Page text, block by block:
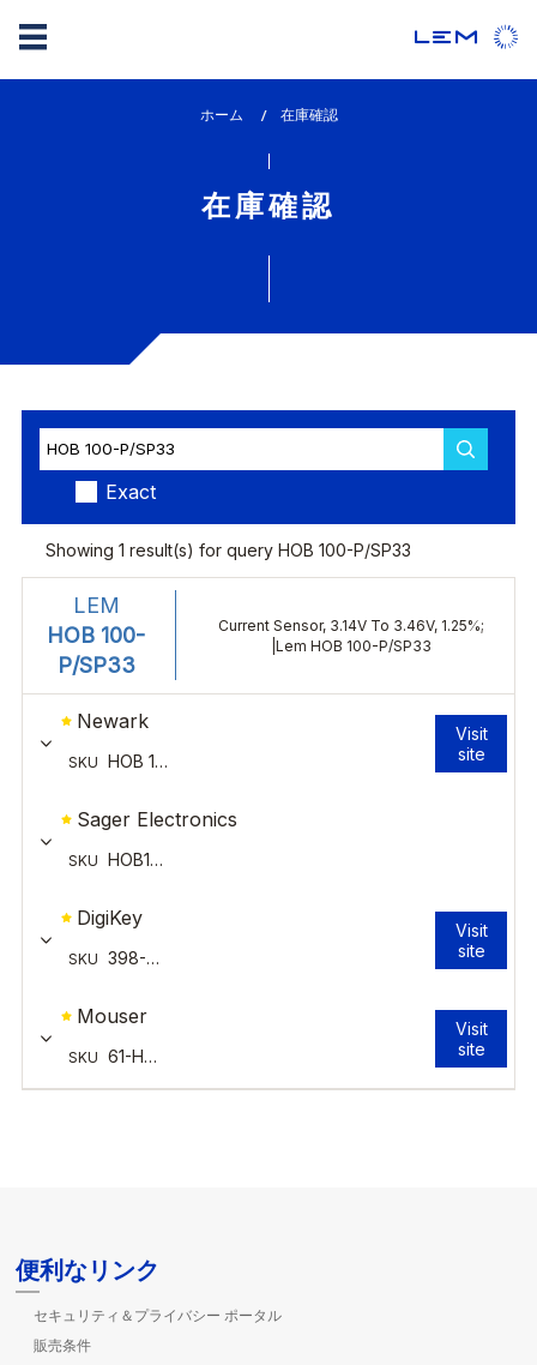
ホーム
lem_current_page
在庫確認
在庫確認
便利なリンク
セキュリティ＆プライバシー ポータル
販売条件